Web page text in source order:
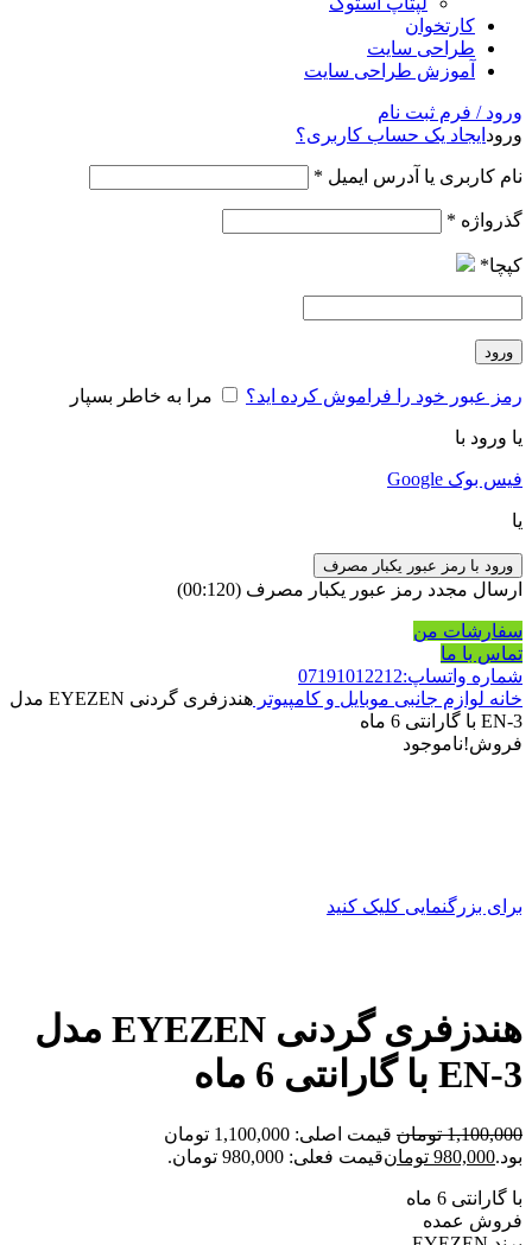
کارتخوان
طراحی سایت
آموزش طراحی سایت
ورود / فرم ثبت نام
ورود ایجاد یک حساب کاربری؟
نام کاربری یا آدرس ایمیل *
گذرواژه *
کپچا*
ورود
رمز عبور خود را فراموش کرده اید؟ مرا به خاطر بسپار
یا ورود با
فیس بوک Google
یا
ورود با رمز عبور یکبار مصرف
ارسال مجدد رمز عبور یکبار مصرف (00:
120
)
سفارشات من
تماس با ما
شماره واتساپ:07191012212
خانه لوازم جانبی موبایل و کامپیوتر
هندزفری گردنی EYEZEN مدل
EN-3 با گارانتی 6 ماه
فروش!ناموجود
برای بزرگنمایی کلیک کنید
هندزفری گردنی EYEZEN مدل
EN-3 با گارانتی 6 ماه
1,100,000 تومان
قیمت اصلی: 1,100,000 تومان
بود.980,000 تومانقیمت فعلی: 980,000 تومان.
با گارانتی 6 ماه
فروش عمده